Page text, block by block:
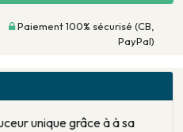
Paiement 100% sécurisé (CB,
PayPal)
unique grâce à à sa